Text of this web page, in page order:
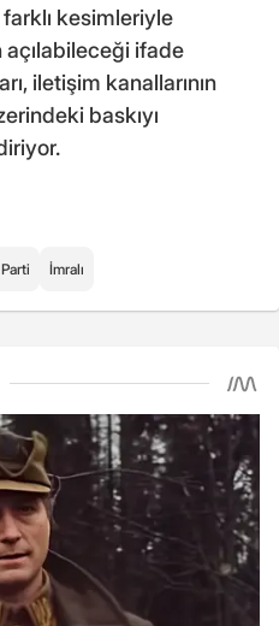
kesimleriyle
ifade
iletişim kanallarının
baskıyı
İmralı